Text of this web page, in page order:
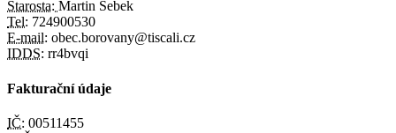
Starosta: Martin Šebek
Tel: 724900530
E-mail: obec.borovany@tiscali.cz
IDDS: rr4bvqi
Fakturační údaje
IČ: 00511455